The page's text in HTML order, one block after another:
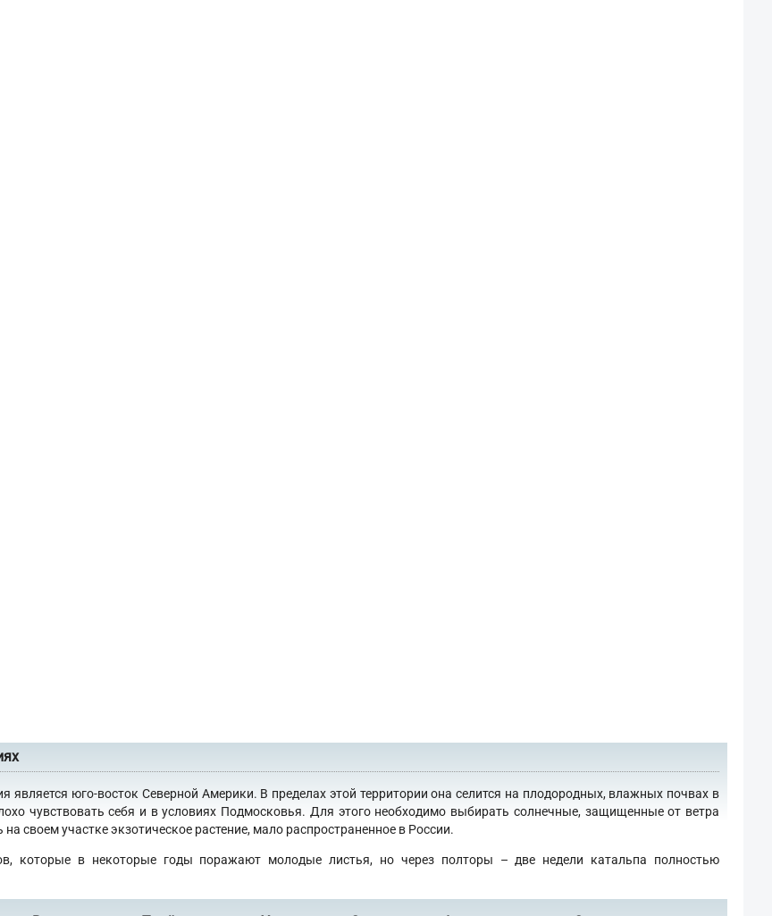
является юго-восток Северной Америки. В пределах этой территории она селится на плодородных, влажных почвах в
чувствовать себя и в условиях Подмосковья. Для этого необходимо выбирать солнечные, защищенные от ветра
своем участке экзотическое растение, мало распространенное в России.
которые в некоторые годы поражают молодые листья, но через полторы – две недели катальпа полностью